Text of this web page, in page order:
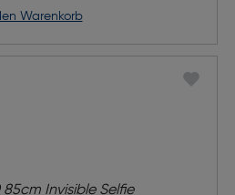
Warenkorb